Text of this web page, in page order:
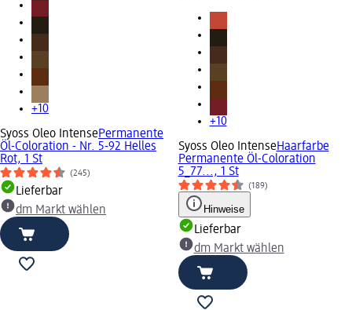
+10
Syoss Oleo IntensePermanente
Öl-Coloration - Nr. 5-92 Helles
Rot, 1 St
(245)
Lieferbar
dm Markt wählen
+10
Syoss Oleo IntenseHaarfarbe
Permanente Öl-Coloration
5_77..., 1 St
(189)
Hinweise
Lieferbar
dm Markt wählen